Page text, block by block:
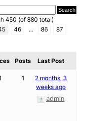
450 (of 880 total)
46 … 86
87
Posts Last Post
1
2 months, 3
weeks ago
admin